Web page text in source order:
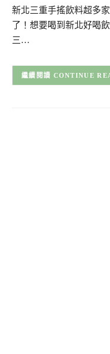
新北三重手搖飲料超多
了！想要喝到新北好喝
三…
CONTINUE